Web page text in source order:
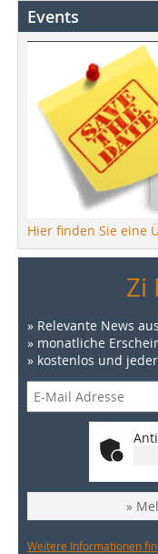
Events
Hier finden Sie eine
Zi
» Relevante News
» monatliche
» kostenlos und
»
Weitere Informationen